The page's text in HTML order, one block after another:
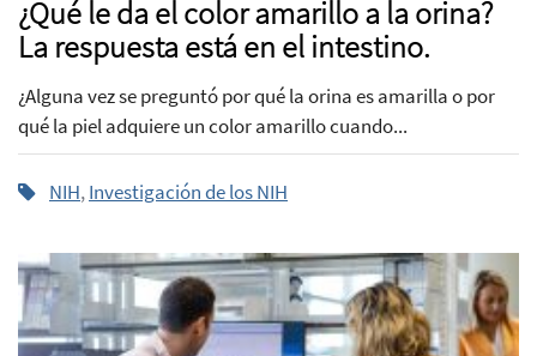
¿Qué le da el color amarillo a la orina?
La respuesta está en el intestino.
¿Alguna vez se preguntó por qué la orina es amarilla o por
qué la piel adquiere un color amarillo cuando...
NIH,Investigación de los NIH